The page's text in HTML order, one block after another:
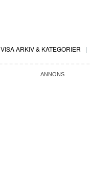
VISA ARKIV & KATEGORIER |